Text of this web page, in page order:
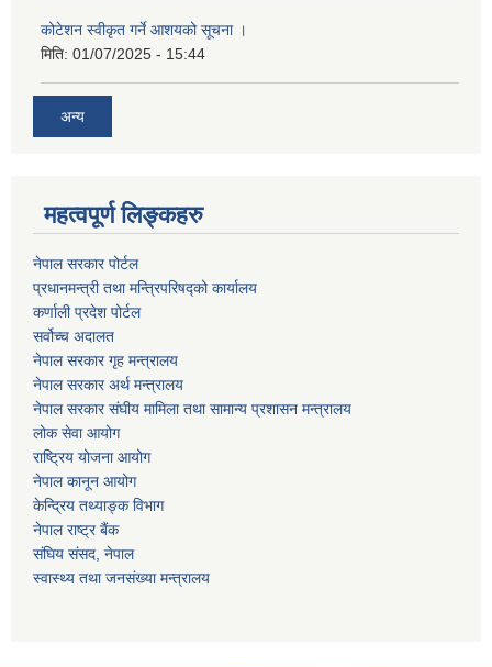
कोटेशन स्वीकृत गर्ने आशयको सूचना ।
मिति: 01/07/2025 - 15:44
अन्य
महत्वपूर्ण लिङ्कहरु
नेपाल सरकार पोर्टल
प्रधानमन्‍‍त्री तथा मन्‍त्रिपरिषद्को कार्यालय
कर्णाली प्रदेश पोर्टल
सर्वोच्‍च अदालत
नेपाल सरकार गृह मन्‍‍‍त्रालय
नेपाल सरकार अर्थ मन्‍त्रालय
नेपाल सरकार संघीय मामिला तथा सामान्य प्रशासन मन्‍त्रालय
लोक सेवा आयोग
राष्‍ट्रिय योजना आयोग
नेपाल कानून आयोग
केन्द्रिय तथ्याङ्क विभाग
नेपाल राष्‍ट्र बैंक
संघिय संसद, नेपाल
स्वास्थ्य तथा जनसंख्या मन्त्रालय